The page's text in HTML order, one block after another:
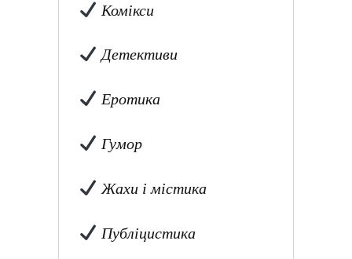
Комікси
Детективи
Еротика
Гумор
Жахи і містика
Публіцистика